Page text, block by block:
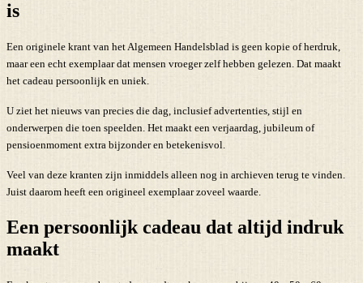
is
Een originele krant van het Algemeen Handelsblad is geen kopie of herdruk,
maar een echt exemplaar dat mensen vroeger zelf hebben gelezen. Dat maakt
het cadeau persoonlijk en uniek.
U ziet het nieuws van precies die dag, inclusief advertenties, stijl en
onderwerpen die toen speelden. Het maakt een verjaardag, jubileum of
pensioenmoment extra bijzonder en betekenisvol.
Veel van deze kranten zijn inmiddels alleen nog in archieven terug te vinden.
Juist daarom heeft een origineel exemplaar zoveel waarde.
Een persoonlijk cadeau dat altijd indruk
maakt